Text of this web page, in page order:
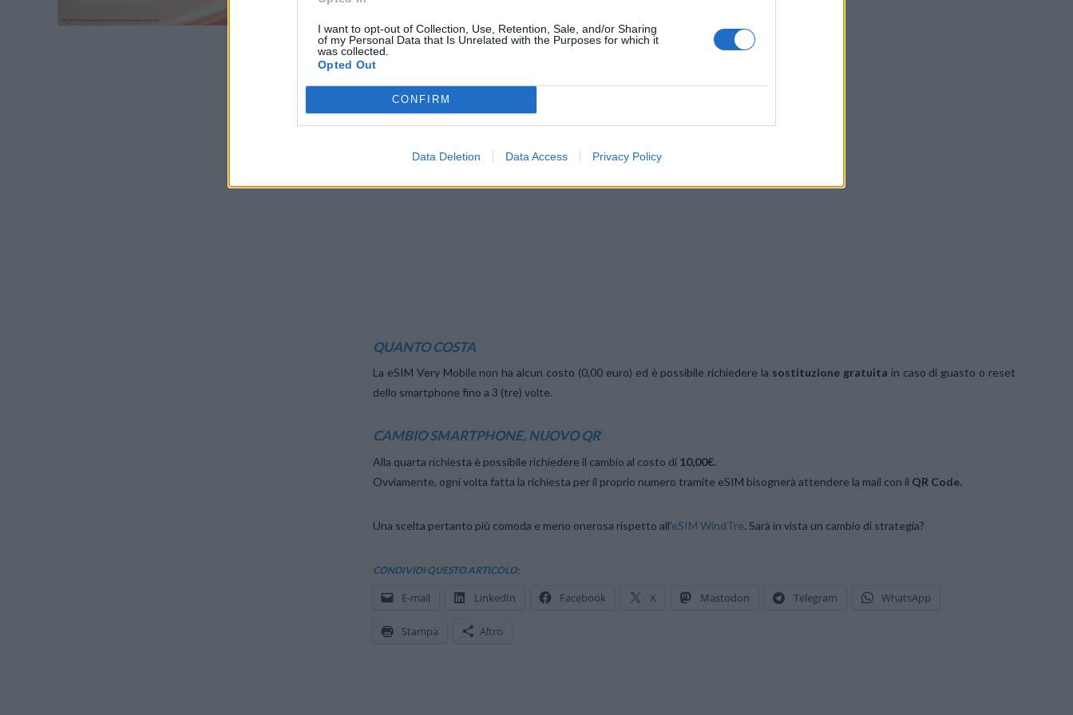
I want to opt-out of Collection, Use, Retention, Sale, and/or Sharing
of my Personal Data that Is Unrelated with the Purposes for which it
was collected.
Opted Out
CONFIRM
Data Deletion Data Access Privacy Policy
QUANTO COSTA
La eSIM Very Mobile non ha alcun costo (0,00 euro) ed è possibile richiedere la sostituzione gratuita in caso di guasto o reset
dello smartphone fino a 3 (tre) volte.
CAMBIO SMARTPHONE, NUOVO QR
Alla quarta richiesta è possibile richiedere il cambio al costo di 10,00€.
Ovviamente, ogni volta fatta la richiesta per il proprio numero tramite eSIM bisognerà attendere la mail con il QR Code.
Una scelta pertanto più comoda e meno onerosa rispetto all’eSIM WindTre. Sarà in vista un cambio di strategia?
CONDIVIDI QUESTO ARTICOLO:
E-mail LinkedIn Facebook X Mastodon Telegram WhatsApp
Stampa Altro